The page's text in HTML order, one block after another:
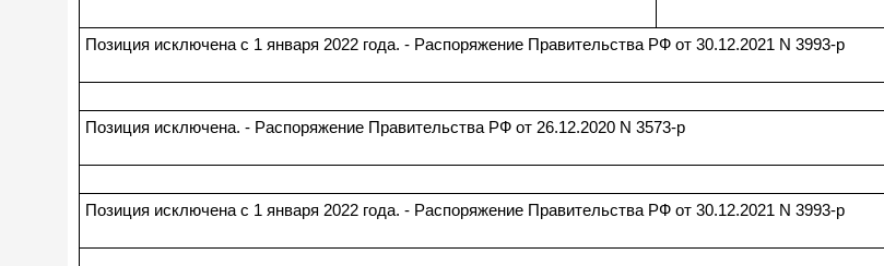
Позиция исключена с 1 января 2022 года. - Распоряжение Правительства РФ от 30.12.2021 N 3993-р
Позиция исключена. - Распоряжение Правительства РФ от 26.12.2020 N 3573-р
Позиция исключена с 1 января 2022 года. - Распоряжение Правительства РФ от 30.12.2021 N 3993-р